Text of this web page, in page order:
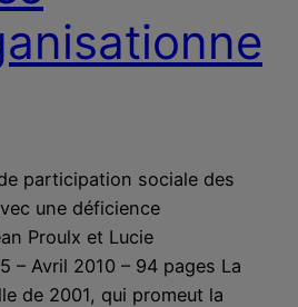
participation sociale des
une déficience
Proulx et Lucie
– Avril 2010 – 94 pages La
de 2001, qui promeut la